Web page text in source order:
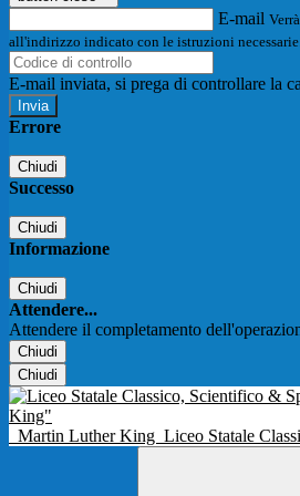
E-mail
all'indirizzo indicato con le istruzioni
E-mail inviata, si prega di controllare la
Errore
Chiudi
Successo
Chiudi
Informazione
Chiudi
Attendere...
Attendere il completamento
Chiudi
Chiudi
Martin Luther King Liceo Statale